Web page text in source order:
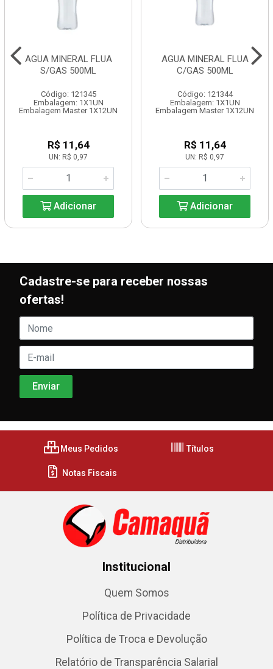
AGUA MINERAL FLUA
S/GAS 500ML
Código: 121345
Embalagem: 1X1UN
Embalagem Master 1X12UN
R$ 11,64
UN: R$ 0,97
Adicionar
AGUA MINERAL FLUA
C/GAS 500ML
Código: 121344
Embalagem: 1X1UN
Embalagem Master 1X12UN
R$ 11,64
UN: R$ 0,97
Adicionar
Cadastre-se para receber nossas
ofertas!
Meus Pedidos Títulos
Notas Fiscais
Institucional
Quem Somos
Política de Privacidade
Política de Troca e Devolução
Relatório de Transparência Salarial